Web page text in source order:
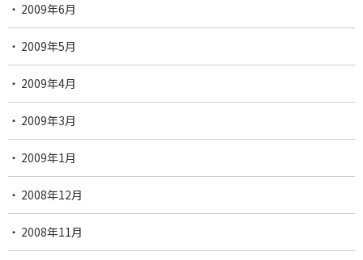
2009年6月
2009年5月
2009年4月
2009年3月
2009年1月
2008年12月
2008年11月